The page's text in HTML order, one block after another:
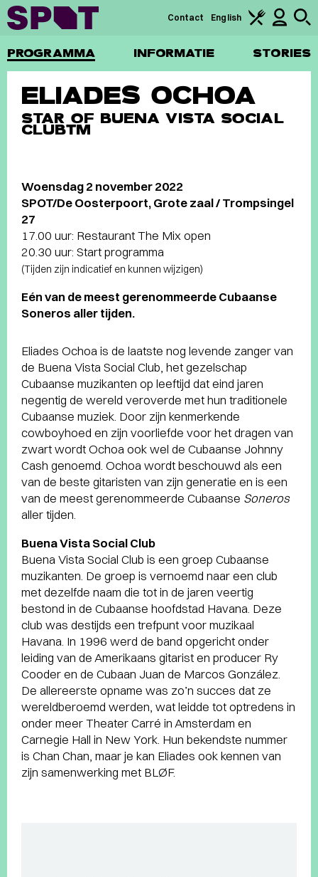
PROGRAMMA INFORMATIE STORIES
Contact English
ELIADES OCHOA
STAR OF BUENA VISTA SOCIAL
CLUB™
Woensdag 2 november 2022
SPOT/De Oosterpoort, Grote zaal / Trompsingel
27
17.00 uur: Restaurant The Mix open
20.30 uur: Start programma
(Tijden zijn indicatief en kunnen wijzigen)
Eén van de meest gerenommeerde Cubaanse
Soneros aller tijden.
Eliades Ochoa is de laatste nog levende zanger van
de Buena Vista Social Club, het gezelschap
Cubaanse muzikanten op leeftijd dat eind jaren
negentig de wereld veroverde met hun traditionele
Cubaanse muziek. Door zijn kenmerkende
cowboyhoed en zijn voorliefde voor het dragen van
zwart wordt Ochoa ook wel de Cubaanse Johnny
Cash genoemd. Ochoa wordt beschouwd als een
van de beste gitaristen van zijn generatie en is een
van de meest gerenommeerde Cubaanse Soneros
aller tijden.
Buena Vista Social Club
Buena Vista Social Club is een groep Cubaanse
muzikanten. De groep is vernoemd naar een club
met dezelfde naam die tot in de jaren veertig
bestond in de Cubaanse hoofdstad Havana. Deze
club was destijds een trefpunt voor muzikaal
Havana. In 1996 werd de band opgericht onder
leiding van de Amerikaans gitarist en producer Ry
Cooder en de Cubaan Juan de Marcos González.
De allereerste opname was zo’n succes dat ze
wereldberoemd werden, wat leidde tot optredens in
onder meer Theater Carré in Amsterdam en
Carnegie Hall in New York. Hun bekendste nummer
is Chan Chan, maar je kan Eliades ook kennen van
zijn samenwerking met BLØF.